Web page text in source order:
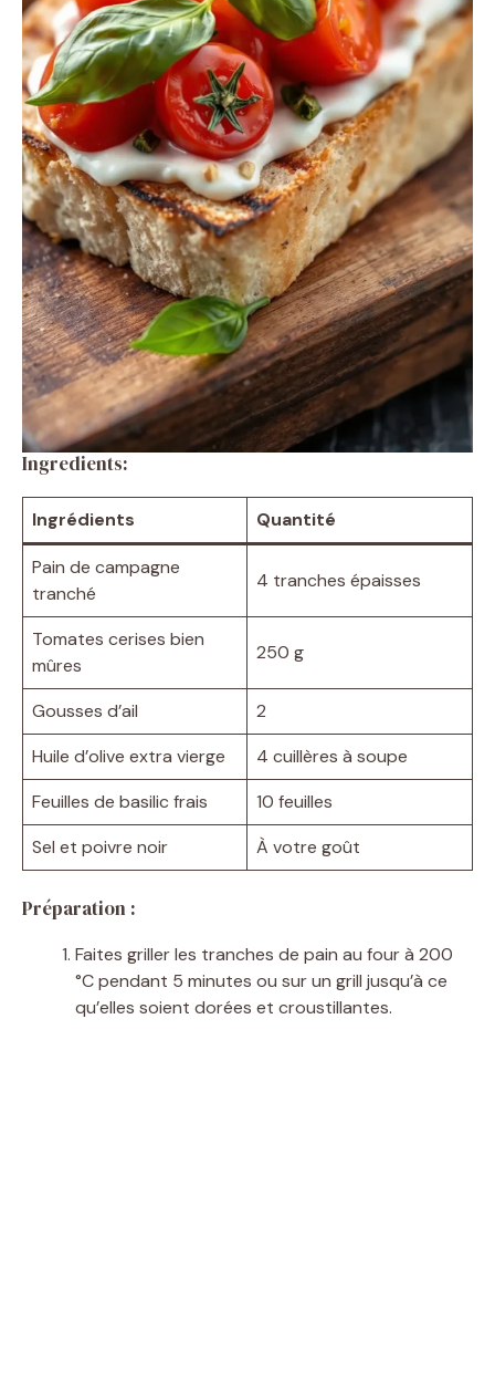
Ingredients:
Ingrédients Quantité
Pain de campagne
tranché
4 tranches épaisses
Tomates cerises bien
mûres
250 g
Gousses d’ail
2
Huile d’olive extra vierge
4 cuillères à soupe
Feuilles de basilic frais
10 feuilles
Sel et poivre noir
À votre goût
Préparation :
Faites griller les tranches de pain au four à 200
°C pendant 5 minutes ou sur un grill jusqu’à ce
qu’elles soient dorées et croustillantes.